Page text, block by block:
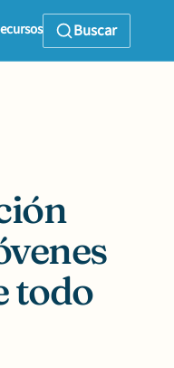
Buscar
todo